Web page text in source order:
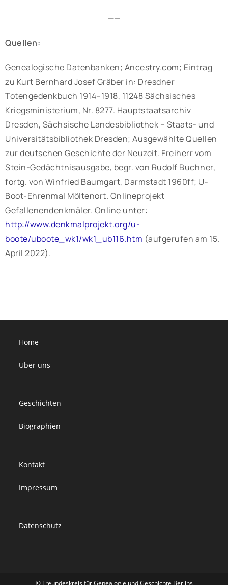
——
Quellen:
Genealogische Datenbanken; Ancestry.com; Eintrag
zu Kurt Bernhard Josef Gräber in: Dresdner
Totengedenkbuch 1914–1918, 11248 Sächsisches
Kriegsministerium, Nr. 8277. Hauptstaatsarchiv
Dresden, Sächsische Landesbibliothek – Staats- und
Universitätsbibliothek Dresden; Ausgewählte Quellen
zur deutschen Geschichte der Neuzeit. Freiherr vom
Stein-Gedächtnisausgabe, begr. von Rudolf Buchner,
fortg. von Winfried Baumgart, Darmstadt 1960ff; U-
Boot-Ehrenmal Möltenort. Onlineprojekt
Gefallenendenkmäler. Online unter:
http://www.denkmalprojekt.org/u-
boote/uboote_wk1/wk1_ub116.htm (aufgerufen am 15.
April 2022).
Home
Über uns
Geschichten
Biographien
Kontakt
Impressum
Datenschutz
© Freundeskreis für Genealogie und Geschichte Berlins